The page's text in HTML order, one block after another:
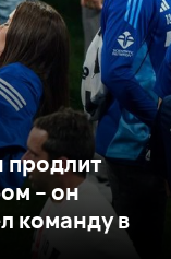
продлит
– он
команду в